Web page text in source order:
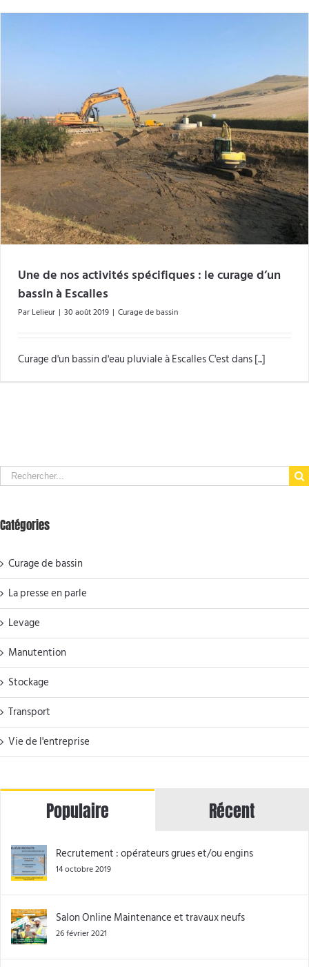
Une de nos activités spécifiques : le curage d’un
bassin à Escalles
Par Lelieur | 30 août 2019 | Curage de bassin
Curage d'un bassin d'eau pluviale à Escalles C'est dans [...]
Search
for:
Catégories
Curage de bassin
La presse en parle
Levage
Manutention
Stockage
Transport
Vie de l'entreprise
Populaire Récent
Recrutement : opérateurs grues et/ou engins
14 octobre 2019
Salon Online Maintenance et travaux neufs
26 février 2021